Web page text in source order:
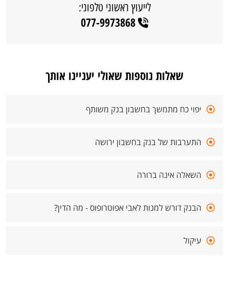
לייעוץ ראשוני טלפוני:
077-9973868
שאלות נוספות שאולי יעניינו אותך
יפוי כח מתמשך בחשבון בנק משותף
התערבות של בנק בחשבון ירושה
השאלה אינה ברורה
הבנק דורש למנות לאבי אפוטרופוס - מה הדין?
עיקול